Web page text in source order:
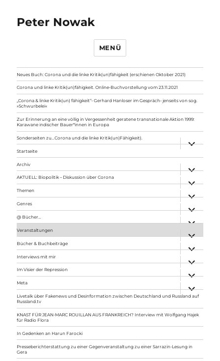
Peter Nowak
MENÜ
Neues Buch: Corona und die linke Kritik(un)fähigkeit (erschienen Oktober 2021)
Corona und linke Kritik(un)fähigkeit. Online-Buchvorstellung vom 23.11.2021
„Corona & linke Kritik(un) fähigkeit“- Gerhard Hanloser im Gespräch- jenseits von sog.
»Schwurbelei«
Zur Erinnerung an eine völlig in Vergessenheit geratene transnationale Aktion 1999:
Karawane indischer Bauer*innen in Europa
Sonderseiten zu…Corona und die linke Kritik(un)Fähigkeit).
anzeigen
Startseite
Archiv
anzeigen
AKTUELL: Biopolitik – Diskussion über Corona
anzeigen
Themen
anzeigen
Genres
anzeigen
@ Bücher…
Veranstaltungen
anzeigen
Bücher & Buchbeiträge
anzeigen
Interviews mit mir
anzeigen
Im Visier der Repression
anzeigen
Meta
anzeigen
Livetalk über Fakenews und Desinformation zwischen Deutschland und Russland auf
Russland.tv
KNAST FÜR JEAN-MARC ROUILLAN AUS FRANKREICH? Interview mit Wolfgang Hajek
für Radio Flora
In Gedenken an Harun Farocki
Presseberichterstattung zu einer Gegenveranstaltung zu einer Sarrazin-Lesung in
Gera